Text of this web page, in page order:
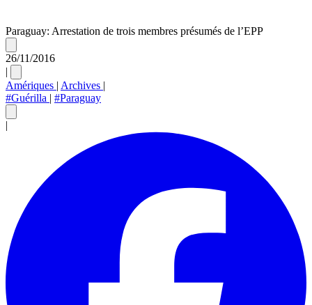
Paraguay: Arrestation de trois membres présumés de l’EPP
26/11/2016
|
Amériques | Archives |
#Guérilla | #Paraguay
|